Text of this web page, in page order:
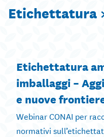
Etichettatura
Etichettatura
imballaggi –
e nuove
Webinar CONAI per
normativi